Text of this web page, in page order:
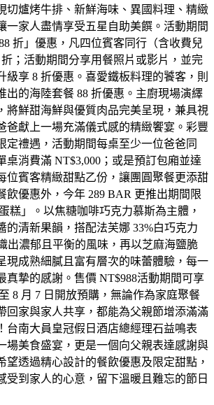
切爐烤牛排、新鮮海味、異國料理、精緻
一家人盡情享受五星自助美饌。活動期間
折」優惠，凡四位賓客同行（含收費兒
；活動期間分享用餐照片或影片，並完
級享 8 折優惠。喜愛鐵板料理的饕客，則
出的海陸套餐 88 折優惠。主廚現場演繹
將鮮甜海鮮與優質肉品完美呈現，兼具視
爸獻上一場充滿儀式感的精緻饗宴。彩豐
定禮遇，活動期間每桌至少一位爸爸同
桌消費滿 NT$3,000；或是預訂包廂並達
位賓客精緻甜點乙份，讓團圓聚餐更添甜
飲優惠外，今年 289 BAR 更推出期間限
糕」。以焦糖咖啡巧克力慕斯為主體，
的清新果韻，搭配法芙娜 33%白巧克力
出濃郁且平衡的風味，再以芝麻海鹽脆
現成熟細膩且富有層次的味蕾體驗，每一
真摯的感謝。售價 NT$988活動期間可享
8 月 7 日開放預購，無論作為家庭聚餐
回家與家人共享，都能為父親節增添滿滿
台南大員皇冠假日酒店總經理石益鳴表
場美食盛宴，更是一個向父親表達感謝與
望透過精心設計的餐飲優惠及限定甜點，
受到家人的心意，留下溫暖且難忘的節日